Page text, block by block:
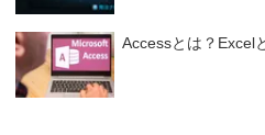
Accessとは？Excel